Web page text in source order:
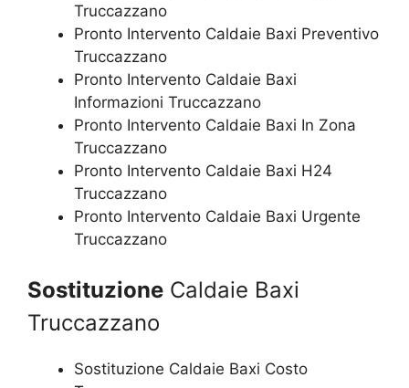
Truccazzano
Pronto Intervento Caldaie Baxi Preventivo
Truccazzano
Pronto Intervento Caldaie Baxi
Informazioni Truccazzano
Pronto Intervento Caldaie Baxi In Zona
Truccazzano
Pronto Intervento Caldaie Baxi H24
Truccazzano
Pronto Intervento Caldaie Baxi Urgente
Truccazzano
Sostituzione Caldaie Baxi
Truccazzano
Sostituzione Caldaie Baxi Costo